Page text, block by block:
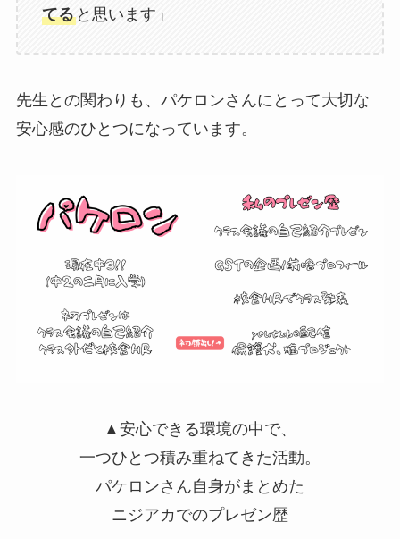
てると思います」
先生との関わりも、パケロンさんにとって大切な
安心感のひとつになっています。
▲安心できる環境の中で、
一つひとつ積み重ねてきた活動。
パケロンさん自身がまとめた
ニジアカでのプレゼン歴